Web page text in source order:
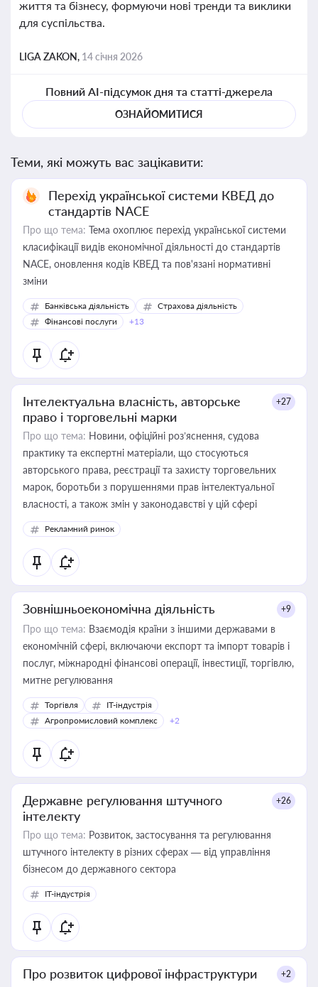
життя та бізнесу, формуючи нові тренди та виклики
для суспільства.
LIGA ZAKON, 14 січня 2026
Повний AI-підсумок дня та статті-джерела
ОЗНАЙОМИТИСЯ
Теми, які можуть вас зацікавити:
Перехід української системи КВЕД до
стандартів NACE
Про що тема: Тема охоплює перехід української системи
класифікації видів економічної діяльності до стандартів
NACE, оновлення кодів КВЕД та пов'язані нормативні
зміни
Банківська діяльність
Страхова діяльність
Фінансові послуги
+13
Інтелектуальна власність, авторське
право і торговельні марки
+27
Про що тема: Новини, офіційні роз’яснення, судова
практику та експертні матеріали, що стосуються
авторського права, реєстрації та захисту торговельних
марок, боротьби з порушеннями прав інтелектуальної
власності, а також змін у законодавстві у цій сфері
Рекламний ринок
Зовнішньоекономічна діяльність +9
Про що тема: Взаємодія країни з іншими державами в
економічній сфері, включаючи експорт та імпорт товарів і
послуг, міжнародні фінансові операції, інвестиції, торгівлю,
митне регулювання
Торгівля
IT-індустрія
Агропромисловий комплекс
+2
Державне регулювання штучного
інтелекту
+26
Про що тема: Розвиток, застосування та регулювання
штучного інтелекту в різних сферах — від управління
бізнесом до державного сектора
IT-індустрія
Про розвиток цифрової інфраструктури +2